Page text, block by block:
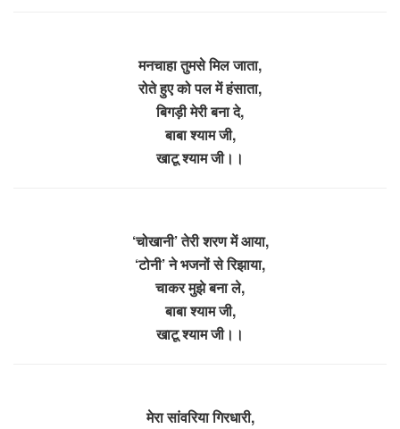
मनचाहा तुमसे मिल जाता,
रोते हुए को पल में हंसाता,
बिगड़ी मेरी बना दे,
बाबा श्याम जी,
खाटू श्याम जी।।
‘चोखानी’ तेरी शरण में आया,
‘टोनी’ ने भजनों से रिझाया,
चाकर मुझे बना ले,
बाबा श्याम जी,
खाटू श्याम जी।।
मेरा सांवरिया गिरधारी,